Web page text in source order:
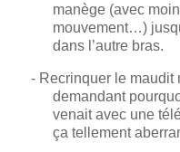
manège (avec
mouvement…)
dans l’autre bras.
- Recrinquer le maudit
demandant
venait avec une
ça tellement